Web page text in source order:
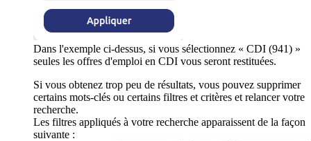
Dans l'exemple ci-dessus, si vous sélectionnez « CDI (941) »
seules les offres d'emploi en CDI vous seront restituées.
Si vous obtenez trop peu de résultats, vous pouvez supprimer
certains mots-clés ou certains filtres et critères et relancer votre
recherche.
Les filtres appliqués à votre recherche apparaissent de la façon
suivante :